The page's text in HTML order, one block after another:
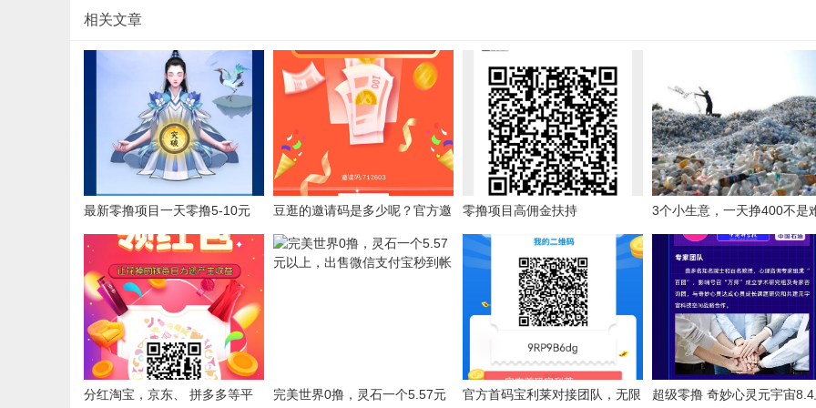
相关文章
最新零撸项目一天零撸5-10元
豆逛的邀请码是多少呢？官方邀
请码712603
零撸项目高佣金扶持
3个小生意，一天挣400不是
分红淘宝，京东、 拼多多等平 完美世界0撸，灵石一个5.57元 官方首码宝利莱对接团队，无限 超级零撸 奇妙心灵元宇宙